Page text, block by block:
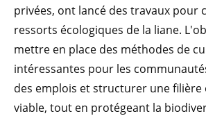
privées, ont lancé des travaux pour
ressorts écologiques de la liane.
mettre en place des méthodes de
intéressantes pour les
des emplois et structurer une filière
viable, tout en protégeant la